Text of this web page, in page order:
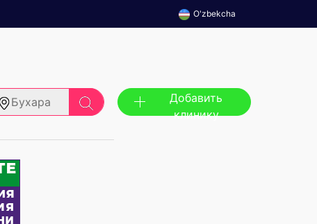
O'zbekcha
Бухара
Добавить
клинику